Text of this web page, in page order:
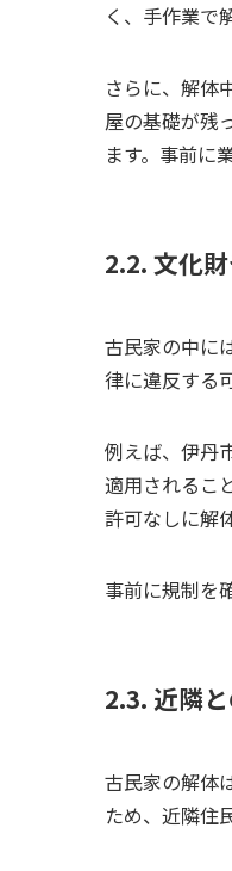
く、手作業で
さらに、解体
屋の基礎が残
ます。事前に
2.2. 文化
古民家の中に
律に違反する
例えば、伊丹
適用されるこ
許可なしに解
事前に規制を
2.3. 近隣
古民家の解体
ため、近隣住